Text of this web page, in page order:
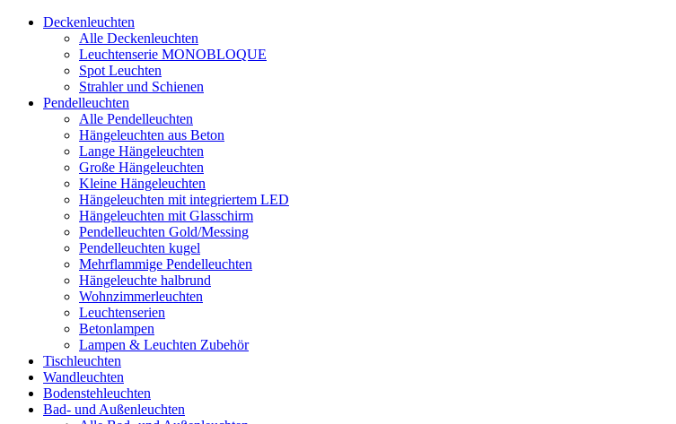
Deckenleuchten
Alle Deckenleuchten
Leuchtenserie MONOBLOQUE
Spot Leuchten
Strahler und Schienen
Pendelleuchten
Alle Pendelleuchten
Hängeleuchten aus Beton
Lange Hängeleuchten
Große Hängeleuchten
Kleine Hängeleuchten
Hängeleuchten mit integriertem LED
Hängeleuchten mit Glasschirm
Pendelleuchten Gold/Messing
Pendelleuchten kugel
Mehrflammige Pendelleuchten
Hängeleuchte halbrund
Wohnzimmerleuchten
Leuchtenserien
Betonlampen
Lampen & Leuchten Zubehör
Tischleuchten
Wandleuchten
Bodenstehleuchten
Bad- und Außenleuchten